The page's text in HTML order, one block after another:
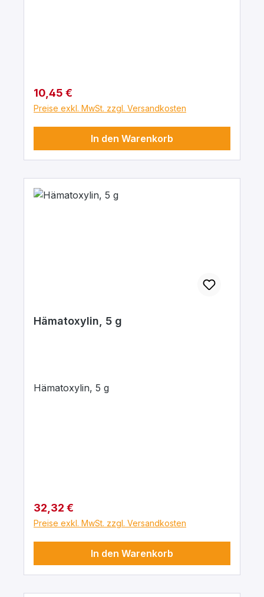
Regulärer Preis:
10,45 €
Preise exkl. MwSt. zzgl. Versandkosten
In den Warenkorb
Hämatoxylin, 5 g
Hämatoxylin, 5 g
Regulärer Preis:
32,32 €
Preise exkl. MwSt. zzgl. Versandkosten
In den Warenkorb